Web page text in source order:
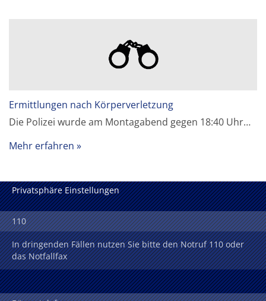
Ermittlungen nach Körperverletzung
Die Polizei wurde am Montagabend gegen 18:40 Uhr…
Mehr erfahren
Privatsphäre Einstellungen
110
In dringenden Fällen nutzen Sie bitte den Notruf 110 oder
das Notfallfax